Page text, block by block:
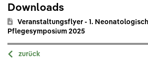
Downloads
Veranstaltungsflyer - 1.
Pflegesymposium 2025
zurück